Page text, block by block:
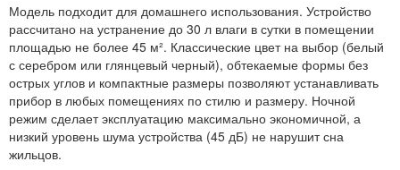
Модель подходит для домашнего использования. Устройство
рассчитано на устранение до 30 л влаги в сутки в помещении
площадью не более 45 м². Классические цвет на выбор (белый
с серебром или глянцевый черный), обтекаемые формы без
острых углов и компактные размеры позволяют устанавливать
прибор в любых помещениях по стилю и размеру. Ночной
режим сделает эксплуатацию максимально экономичной, а
низкий уровень шума устройства (45 дБ) не нарушит сна
жильцов.